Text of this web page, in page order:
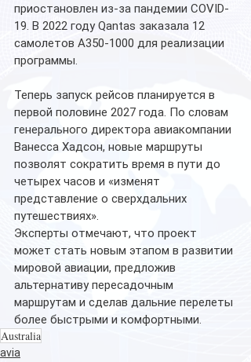
приостановлен из-за пандемии COVID-
19. В 2022 году Qantas заказала 12
самолетов A350-1000 для реализации
программы.
Теперь запуск рейсов планируется в
первой половине 2027 года. По словам
генерального директора авиакомпании
Ванесса Хадсон, новые маршруты
позволят сократить время в пути до
четырех часов и «изменят
представление о сверхдальних
путешествиях».
Эксперты отмечают, что проект
может стать новым этапом в развитии
мировой авиации, предложив
альтернативу пересадочным
маршрутам и сделав дальние перелеты
более быстрыми и комфортными.
Australia
avia